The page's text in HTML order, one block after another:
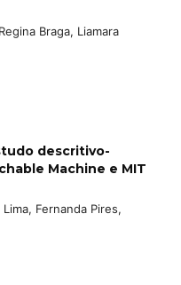
Braga, Liamara
descritivo-
Machine e MIT
Fernanda Pires,